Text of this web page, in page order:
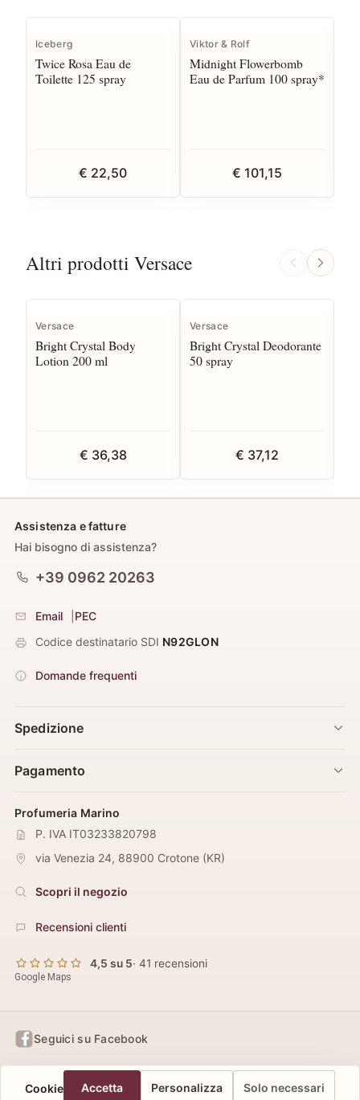
Iceberg
Twice Rosa Eau de
Toilette 125 spray
€ 22,50
Viktor & Rolf
Midnight Flowerbomb
Eau de Parfum 100 spray*
€ 101,15
Altri prodotti Versace
Versace
Bright Crystal Body
Lotion 200 ml
€ 36,38
Versace
Bright Crystal Deodorante
50 spray
€ 37,12
Assistenza e fatture
Hai bisogno di assistenza?
+39 0962 20263
Email
PEC
Codice destinatario SDI N92GLON
Domande frequenti
Spedizione
Pagamento
Profumeria Marino
P. IVA IT03233820798
via Venezia 24, 88900 Crotone (KR)
Scopri il negozio
Recensioni clienti
4,5 su 5· 41 recensioni
Google Maps
Seguici su Facebook
Informativa sulla privacy Preferenze privacy
Cookie
Accetta Personalizza Solo necessari